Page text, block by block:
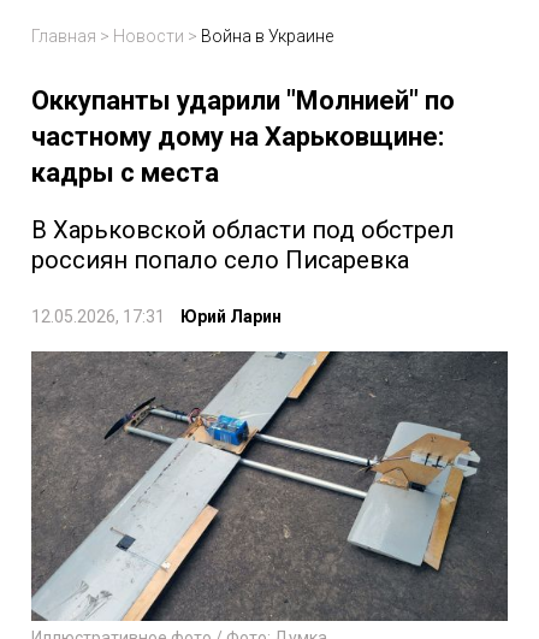
Главная > Новости > Война в Украине
Оккупанты ударили "Молнией" по
частному дому на Харьковщине:
кадры с места
В Харьковской области под обстрел
россиян попало село Писаревка
12.05.2026, 17:31 Юрий Ларин